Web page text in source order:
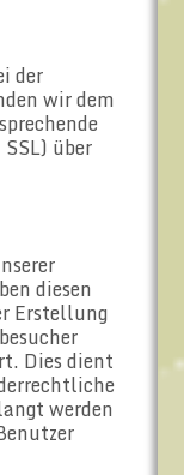
der
wir dem
über
diesen
Erstellung
Dies dient
werden